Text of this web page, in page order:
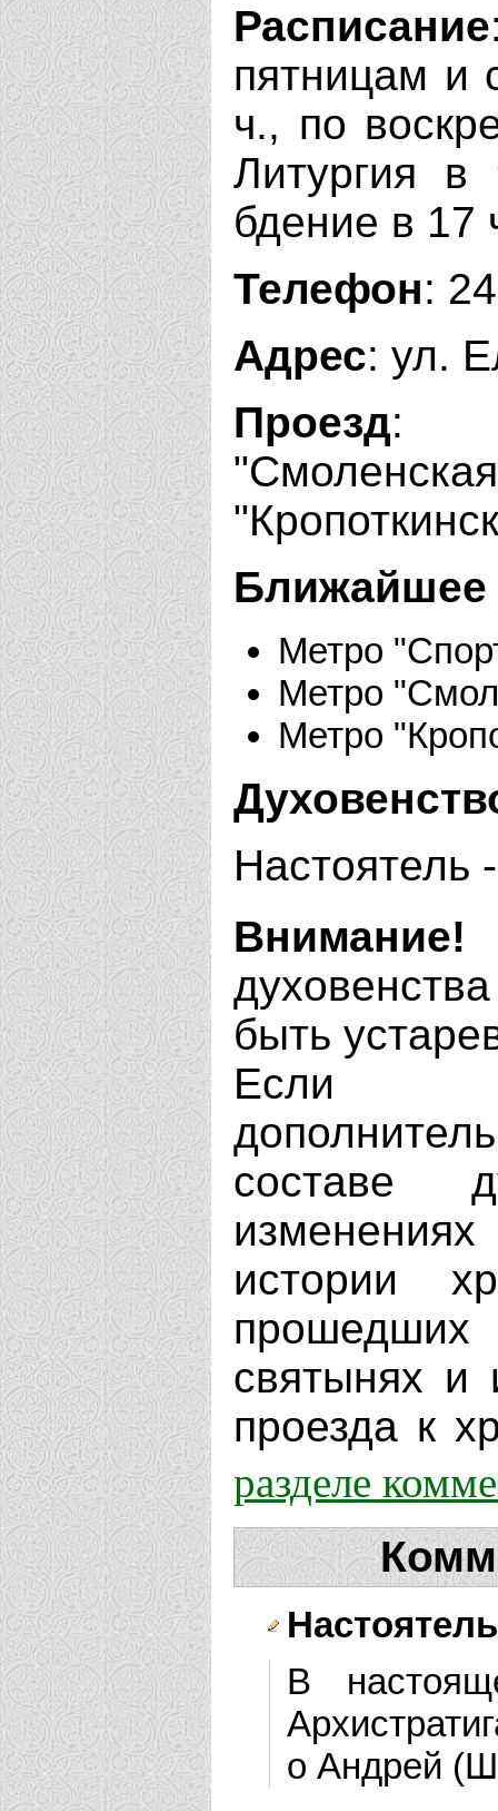
Расписание
пятницам и
ч., по
Литургия
бдение в 17
Телефон:
Адрес: ул.
Проезд:
Ближайшее
Метро
Метро
Метро
Настоятель
Внимание!
быть
Если
составе
истории
святынях и
проезда к
разделе
В
о Андрей